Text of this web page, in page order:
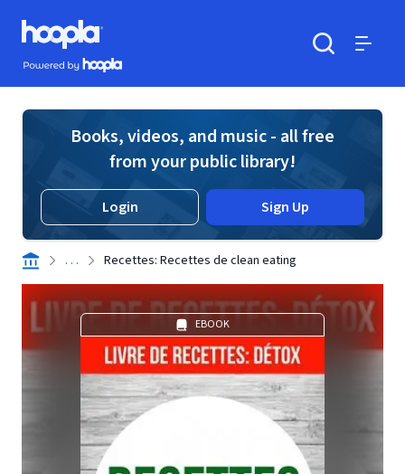
Skip to main content
Hoopla logo
Powered by Hoopla
Books, videos, and music - all free
from your public library!
Login Sign Up
. . . Recettes: Recettes de clean eating
EBOOK